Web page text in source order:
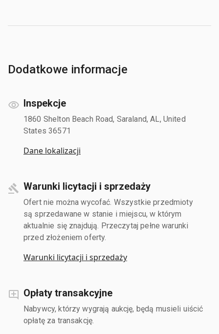
Dodatkowe informacje
Inspekcje
1860 Shelton Beach Road, Saraland, AL, United
States 36571
Dane lokalizacji
Warunki licytacji i sprzedaży
Ofert nie można wycofać. Wszystkie przedmioty
są sprzedawane w stanie i miejscu, w którym
aktualnie się znajdują. Przeczytaj pełne warunki
przed złożeniem oferty.
Warunki licytacji i sprzedaży
Opłaty transakcyjne
Nabywcy, którzy wygrają aukcję, będą musieli uiścić
opłatę za transakcję.